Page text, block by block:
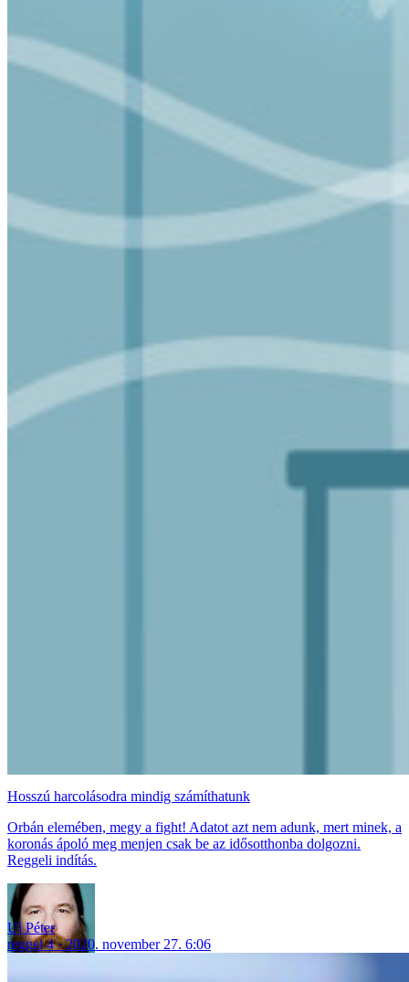
Hosszú harcolásodra mindig számíthatunk
Orbán elemében, megy a fight! Adatot azt nem adunk, mert minek, a
koronás ápoló meg menjen csak be az idősotthonba dolgozni.
Reggeli indítás.
Uj Péter
reggel 4
2020. november 27. 6:06